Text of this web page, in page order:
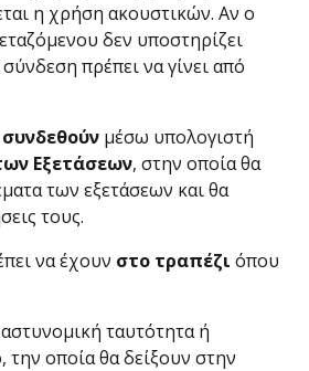
η χρήση ακουστικών. Αν ο
δεν υποστηρίζει
πρέπει να γίνει από
μέσω υπολογιστή
Εξετάσεων, στην οποία θα
των εξετάσεων και θα
τους.
να έχουν στο τραπέζι όπου
ταυτότητα ή
την οποία θα δείξουν στην